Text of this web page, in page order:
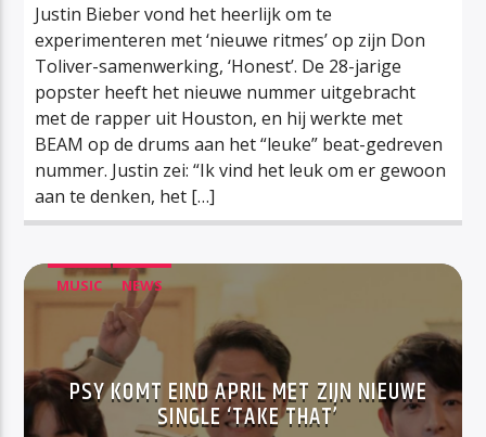
Justin Bieber vond het heerlijk om te
experimenteren met ‘nieuwe ritmes’ op zijn Don
Toliver-samenwerking, ‘Honest’. De 28-jarige
popster heeft het nieuwe nummer uitgebracht
met de rapper uit Houston, en hij werkte met
BEAM op de drums aan het “leuke” beat-gedreven
nummer. Justin zei: “Ik vind het leuk om er gewoon
aan te denken, het […]
MUSIC NEWS
PSY KOMT EIND APRIL MET ZIJN NIEUWE
SINGLE ‘TAKE THAT’